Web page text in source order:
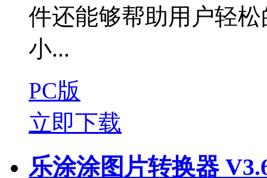
件还能够帮助用户轻
小...
PC版
立即下载
乐涂涂图片转换器